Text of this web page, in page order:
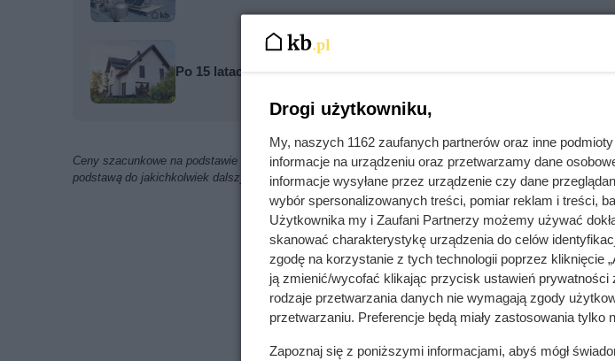
Po 15 latach zdjęli fragment elewacji. To, co zastali pod styropianem,
Ceny szacunkowe na podstawie ofert znalezionych w internecie. Nie stanowią oferty handlowej w
podstawą do jakichkolwiek dalszych analiz i obliczeń
Drogi użytkowniku,
My, naszych 1162 zaufanych partnerów oraz inne
informacje na urządzeniu oraz przetwarzamy dane
informacje wysyłane przez urządzenie czy dane
wybór spersonalizowanych treści, pomiar reklam i treści,
Użytkownika my i Zaufani Partnerzy możemy używać
skanować charakterystykę urządzenia do celów
zgodę na korzystanie z tych technologii poprzez kliknięcie
ją zmienić/wycofać klikając przycisk ustawień
rodzaje przetwarzania danych nie wymagają zgody
przetwarzaniu. Preferencje będą miały zastosowania tylko
Zapoznaj się z poniższymi informacjami, abyś mógł